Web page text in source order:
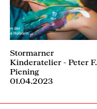
Stormarner
Kinderatelier - Peter F.
Piening
01.04.2023